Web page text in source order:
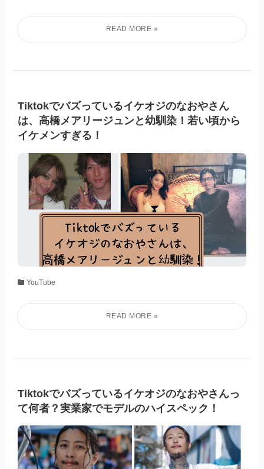
Tiktokでバズっているイケオジのなおやさん
は、高橋メアリージュンと幼馴染！若い頃から
イケメンすぎる！
YouTube
Tiktokでバズっているイケオジのなおやさんっ
て何者？実業家でモデルのハイスペック！